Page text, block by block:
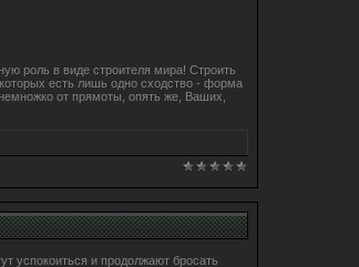
роль в виде строителя мира! Строить
есть лишь одно сходство - форма
от прямоты, опять же, Ваших,
успокоиться и продолжают бросать